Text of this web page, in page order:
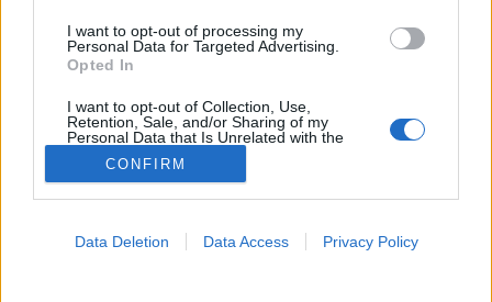
I want to opt-out of processing my
Personal Data for Targeted Advertising.
Opted In
I want to opt-out of Collection, Use,
Retention, Sale, and/or Sharing of my
Personal Data that Is Unrelated with the
Purposes for which it was collected.
Opted Out
CONFIRM
Data Deletion Data Access Privacy Policy
Betegségek
2024. június 28. 22:04